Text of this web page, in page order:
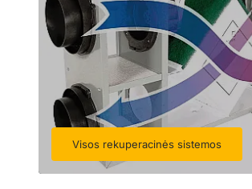
Visos rekuperacinės sistemos